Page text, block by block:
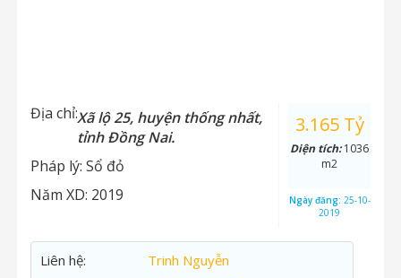
Địa chỉ:Xã lộ 25, huyện thống nhất,
tỉnh Đồng Nai.
Pháp lý: Sổ đỏ
Năm XD: 2019
3.165 Tỷ
Diện tích:1036
m2
Ngày đăng: 25-10-
2019
Liên hệ:
Trinh Nguyễn